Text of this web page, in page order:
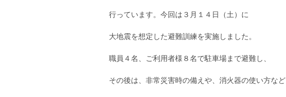
行っています。今回は３月１４日（土）に
大地震を想定した避難訓練を実施しました。
職員４名、ご利用者様８名で駐車場まで避難し、
その後は、非常災害時の備えや、消火器の使い方など